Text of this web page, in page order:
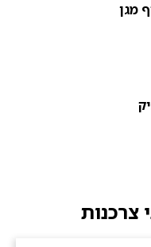
מגן
צרכנות